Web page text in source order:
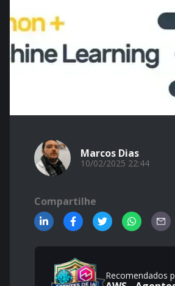
Marcos Dias
10/02/2025 22:44
Compartilhe
Recomendados